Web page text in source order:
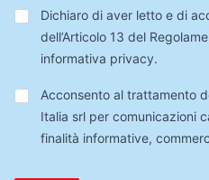
Privacy*
Dichiaro di aver letto e di
dell’Articolo 13 del
informativa privacy.
Trattamento
Dati
Acconsento al trattamento
Italia srl per comunicazioni
finalità informative,